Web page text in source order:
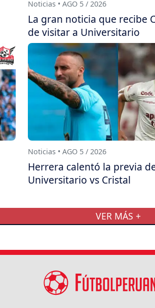
Noticias • AGO 5 / 2026
La gran noticia que recibe
de visitar a Universitario
Noticias • AGO 5 / 2026
Herrera calentó la previa
Universitario vs Cristal
VER MÁS +